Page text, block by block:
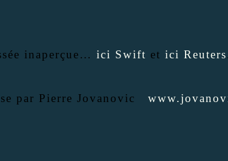
inaperçue… ici Swift et ici Reuters.
par Pierre Jovanovic